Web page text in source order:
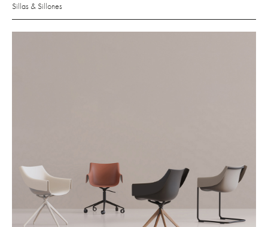
Sillas & Sillones